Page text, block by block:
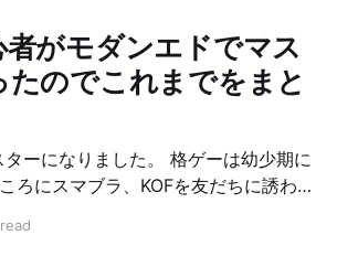
ライト USBライト ディスプレイライ
灯がモダンエドでマス
たのでこれまでをまと
ました。 格ゲーは幼少期に
ろにスマブラ、KOFを友だちに誘われ
らいの初心者です。 本格的な格